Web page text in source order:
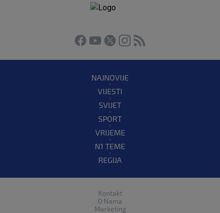
NAJNOVIJE
VIJESTI
SVIJET
SPORT
VRIJEME
N1 TEME
REGIJA
Kontakt
O Nama
Marketing